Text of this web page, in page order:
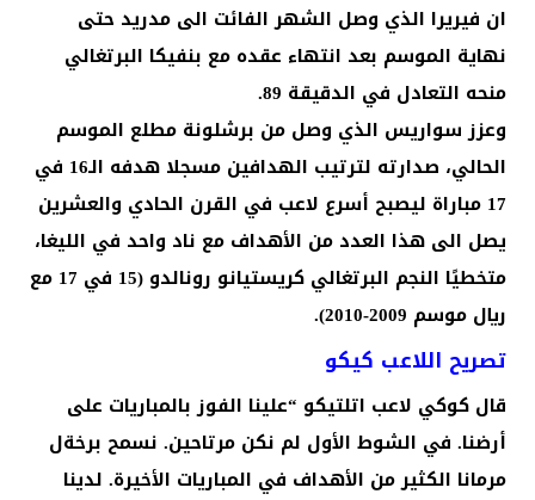
ان فيريرا الذي وصل الشهر الفائت الى مدريد حتى
نهاية الموسم بعد انتهاء عقده مع بنفيكا البرتغالي
منحه التعادل في الدقيقة 89.
وعزز سواريس الذي وصل من برشلونة مطلع الموسم
الحالي، صدارته لترتيب الهدافين مسجلا هدفه الـ16 في
17 مباراة ليصبح أسرع لاعب في القرن الحادي والعشرين
يصل الى هذا العدد من الأهداف مع ناد واحد في الليغا،
متخطيًا النجم البرتغالي كريستيانو رونالدو (15 في 17 مع
ريال موسم 2009-2010).
تصريح اللاعب كيكو
قال كوكي لاعب اتلتيكو “علينا الفوز بالمباريات على
أرضنا. في الشوط الأول لم نكن مرتاحين. نسمح برخةل
مرمانا الكثير من الأهداف في المباريات الأخيرة. لدينا